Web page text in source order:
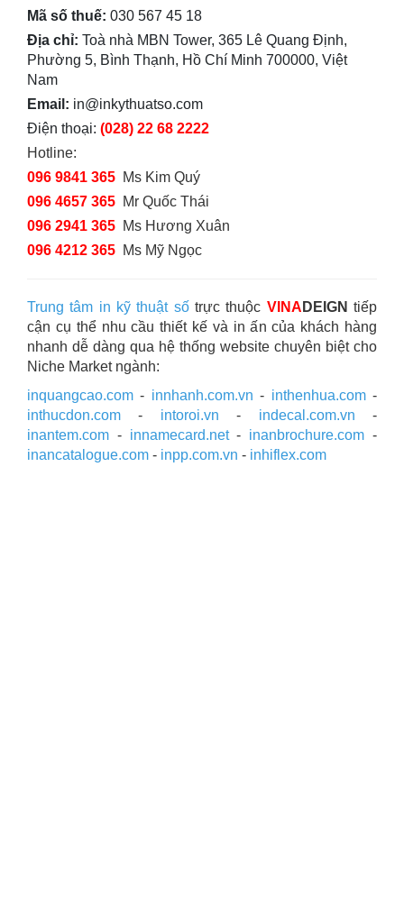
Mã số thuế: 030 567 45 18
Địa chỉ: Toà nhà MBN Tower, 365 Lê Quang Định,
Phường 5, Bình Thạnh, Hồ Chí Minh 700000, Việt
Nam
Email: in@inkythuatso.com
Điện thoại: (028) 22 68 2222
Hotline:
096 9841 365 Ms Kim Quý
096 4657 365 Mr Quốc Thái
096 2941 365 Ms Hương Xuân
096 4212 365 Ms Mỹ Ngọc
Trung tâm in kỹ thuật sốtrực thuộc VINA DEIGN tiếp
cận cụ thể nhu cầu thiết kế và in ấn của khách hàng
nhanh dễ dàng qua hệ thống website chuyên biệt cho
Niche Market ngành:
inquangcao.com - innhanh.com.vn - inthenhua.com-
inthucdon.com - intoroi.vn - indecal.com.vn -
inantem.com - innamecard.net- inanbrochure.com -
inancatalogue.com - inpp.com.vn - inhiflex.com